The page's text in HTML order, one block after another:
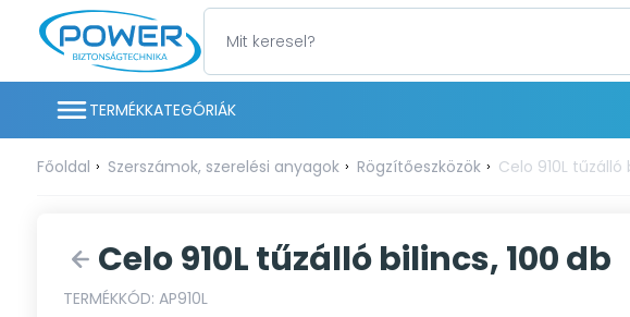
TERMÉKKATEGÓRIÁK
Főoldal Szerszámok, szerelési anyagok Rögzítőeszközök Celo 910L tűzálló
Celo 910L tűzálló bilincs, 100 db
TERMÉKKÓD: AP910L